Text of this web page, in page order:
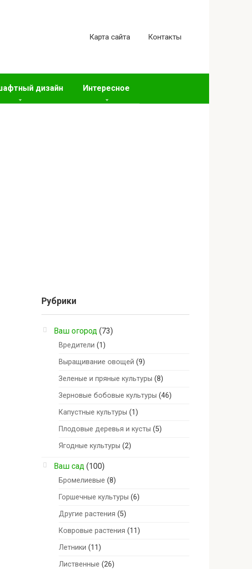
Карта сайта Контакты
дизайн Интересное
Рубрики
Ваш огород (73)
Вредители (1)
Выращивание овощей (9)
Зеленые и пряные культуры (8)
Зерновые бобовые культуры (46)
Капустные культуры (1)
Плодовые деревья и кусты (5)
Ягодные культуры (2)
Ваш сад (100)
Бромелиевые (8)
Горшечные культуры (6)
Другие растения (5)
Ковровые растения (11)
Летники (11)
Лиственные (26)